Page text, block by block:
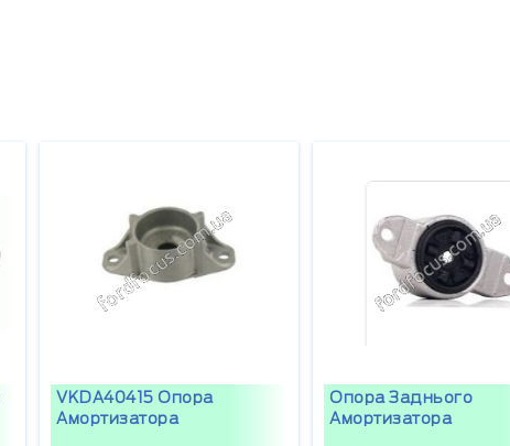
VKDA40415 Опора
Амортизатора
Опора Заднього
Амортизатора